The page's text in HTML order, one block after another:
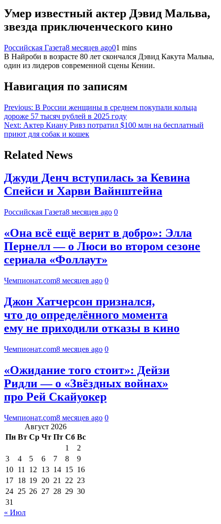
Умер известный актер Дэвид Мальва,
звезда приключенческого кино
Российская Газета8 месяцев ago01 mins
В Найроби в возрасте 80 лет скончался Дэвид Какута Мальва,
один из лидеров современной сцены Кении.
Навигация по записям
Previous: В России женщины в среднем покупали кольца
дороже 57 тысяч рублей в 2025 году
Next: Актер Киану Ривз потратил $100 млн на бесплатный
приют для собак и кошек
Related News
Джуди Денч вступилась за Кевина
Спейси и Харви Вайнштейна
Российская Газета8 месяцев ago 0
«Она всё ещё верит в добро»: Элла
Пернелл — о Люси во втором сезоне
сериала «Фоллаут»
Чемпионат.com8 месяцев ago 0
Джон Хатчерсон признался,
что до определённого момента
ему не приходили отказы в кино
Чемпионат.com8 месяцев ago 0
«Ожидание того стоит»: Дейзи
Ридли — о «Звёздных войнах»
про Рей Скайуокер
Чемпионат.com8 месяцев ago 0
Август 2026
Пн Вт Ср Чт Пт Сб Вс
1
2
3
4 5 6 7 8
9
10 11 12 13 14 15 16
17 18 19 20 21 22 23
24 25 26 27 28 29 30
31
« Июл